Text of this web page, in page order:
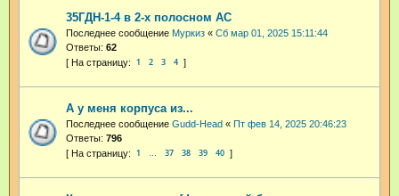
35ГДН-1-4 в 2-х полосном АС
Последнее сообщение Муркиз « Сб мар 01, 2025 15:11:44
Ответы: 62
1 2 3 4
А у меня корпуса из...
Последнее сообщение Gudd-Head « Пт фев 14, 2025 20:46:23
Ответы: 796
1 … 37 38 39 40